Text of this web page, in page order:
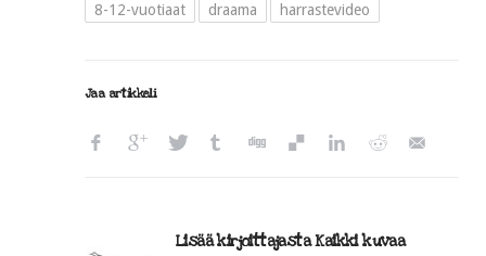
8-12-vuotiaat draama harrastevideo
Jaa artikkeli
Lisää kirjoittajasta Kaikki kuvaa